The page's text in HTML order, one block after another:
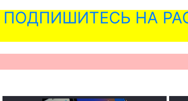
ПОДПИШИТЕСЬ НА